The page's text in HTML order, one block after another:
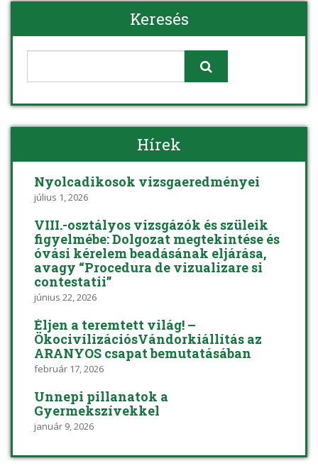
Keresés
Hírek
Nyolcadikosok vizsgaeredményei
július 1, 2026
VIII.-osztályos vizsgázók és szüleik
figyelmébe: Dolgozat megtekintése és
óvási kérelem beadásának eljárása,
avagy “Procedura de vizualizare si
contestatii”
június 22, 2026
Éljen a teremtett világ! –
ÖkocivilizációsVándorkiállítás az
ARANYOS csapat bemutatásában
február 17, 2026
Ünnepi pillanatok a
Gyermekszívekkel
január 9, 2026